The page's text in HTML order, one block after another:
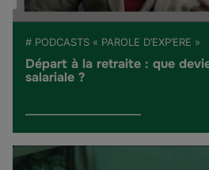
# PODCASTS « PAROLE D’EXP’ERE »
Départ à la retraite : que
salariale ?